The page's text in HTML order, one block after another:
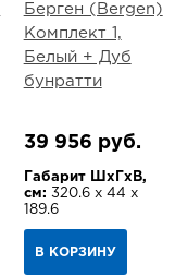
Берген (Bergen)
Комплект 1,
Белый + Дуб
бунратти
39 956 руб.
Габарит ШхГхВ,
см: 320.6 х 44 х
189.6
В КОРЗИНУ